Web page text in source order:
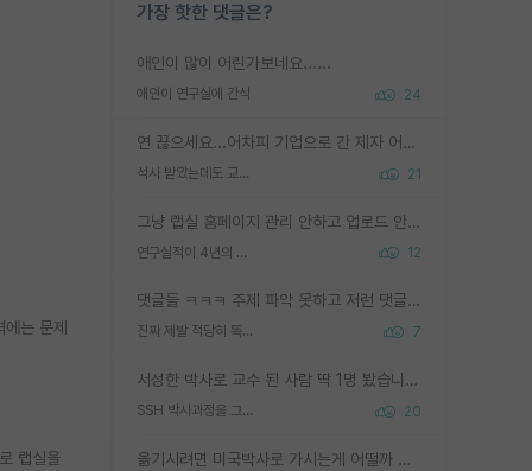
가장 핫한 댓글은?
애인이 많이 어린가보네요......
애인이 연구실에 간식 24
연 끊으세요...어차피 기업으로 간 제자 어떻게 못합니다. 기업에서는 교수들 사기꾼으로 보는 시선도 강하고, 앞에서나 교수님하고 떠받들어주지 많이 무시합니다. 영향력도 0에 수렴합니다. 그리고 생각해보십시오. 석사로 기업간 제자가 무슨 힘이 있다고 과제를 달라고 합니까? 말만 교수지 무능력자라고 생각합니다. 세금이 아깝습니다.
석사 받았는데도 교수랑 연락한다. 21
그냥 랩실 홈페이지 관리 안하고 업로드 안한거 아님?
연구실적이 4년의 공백이 있는거 어떻게 생각하냐 12
댓글들 ㅋㅋㅋ 주제 파악 못하고 저런 댓글들을 쓰네. 조직에 인간이 얼마나 중요한데 걱정될 수도 있지 ㅋㅋ 본인들은 퍽이나 잘하나봐 ? 현실은 남들한테 욕 안 먹는 1인분만 하는 것도 힘들텐데 ?
진짜 제발 적당히 똑똑한 박사과정이라도 위에 있었으면.. 7
서성한 박사로 교수 된 사람 딱 1명 봤습니다. 근데 지방대 박사로 교수된 거는 기적이 일어나야되요. 서성한 학부부터여도 빡센게 교수임용일텐데 지방대박사로 무슨 교수가 되나요...... 중소기업/중견기업 팀장급/연구소장급이나 될거 같네요.
SSH 박사과정을 그만두고 지방대 박사로 옮기면 교수의 꿈은 끝일까요? 20
옮기시려면 미국박사로 가시는게 어떨까 싶네요. 교수가 꿈이면 미국박사 하고 미국교수 까지 같이 노리시는게 기회가 많지 않을까요?
는 문제
랩실을